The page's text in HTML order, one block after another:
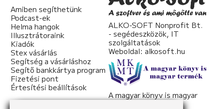
Amiben segíthetünk
Podcast-ek
Helma hangok
Illusztrátoraink
Kiadók
Stex vásárlás
Segítség a vásárláshoz
Segítő bankkártya program
Fizetési pont
Értesítési beállítások
ALKO-SOFT Nonprofit Bt.
- segédeszközök, IT
szolgáltatások
Weboldal: alkosoft.hu
A magyar könyv is magyar
termék